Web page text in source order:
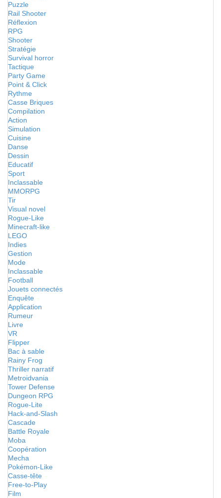
Puzzle
Rail Shooter
Réflexion
RPG
Shooter
Stratégie
Survival horror
Tactique
Party Game
Point & Click
Rythme
Casse Briques
Compilation
Action
Simulation
Cuisine
Danse
Dessin
Educatif
Sport
Inclassable
MMORPG
Tir
Visual novel
Rogue-Like
Minecraft-like
LEGO
Indies
Gestion
Mode
Inclassable
Football
Jouets connectés
Enquête
Application
Rumeur
Livre
VR
Flipper
Bac à sable
Rainy Frog
Thriller narratif
Metroidvania
Tower Defense
Dungeon RPG
Rogue-Lite
Hack-and-Slash
Cascade
Battle Royale
Moba
Coopération
Mecha
Pokémon-Like
Casse-tête
Free-to-Play
Film